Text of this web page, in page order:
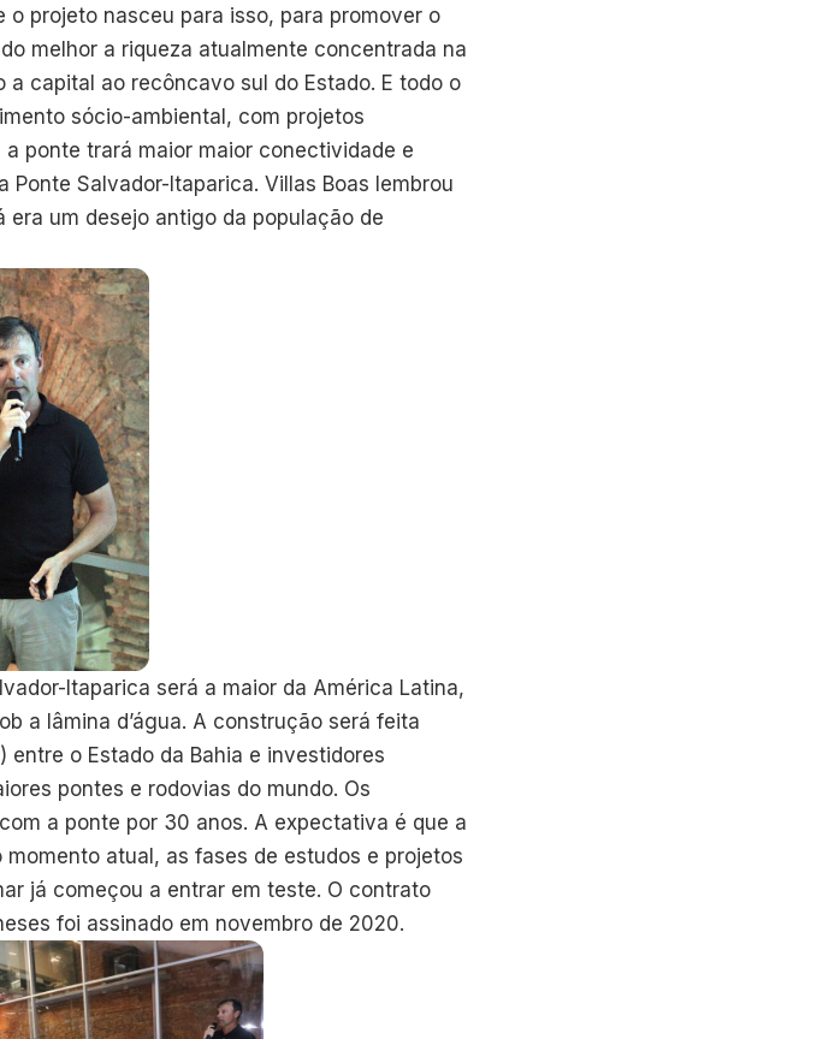
o projeto nasceu para isso, para promover o
melhor a riqueza atualmente concentrada na
capital ao recôncavo sul do Estado. E todo o
sócio-ambiental, com projetos
ponte trará maior maior conectividade e
Ponte Salvador-Itaparica. Villas Boas lembrou
era um desejo antigo da população de
Itaparica será a maior da América Latina,
a lâmina d’água. A construção será feita
entre o Estado da Bahia e investidores
pontes e rodovias do mundo. Os
a ponte por 30 anos. A expectativa é que a
atual, as fases de estudos e projetos
já começou a entrar em teste. O contrato
foi assinado em novembro de 2020.